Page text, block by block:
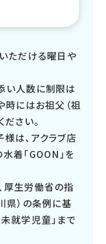
ただける曜日や
い人数に制限は
時にはお祖父（祖
さい。
は、アクラブ店
着「GOON」を
厚生労働省の指
県）の条例に基
就学児童」まで